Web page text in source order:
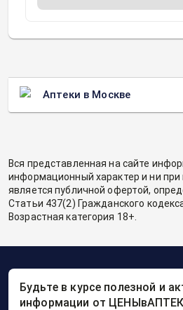
Аптеки в Москве
Вся представленная на сайте
информационный характер и ни при
является публичной офертой,
Статьи 437(2) Гражданского
Возрастная категория 18+.
Будьте в курсе полезной и
информации от